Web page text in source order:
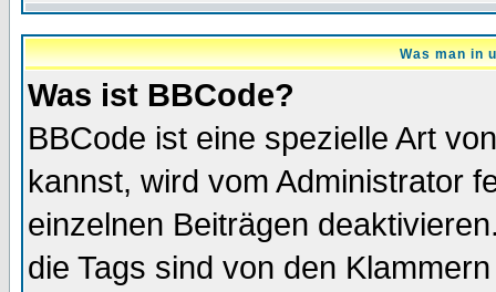
Was man in
Was ist BBCode?
BBCode ist eine spezielle Art
kannst, wird vom Administrator
einzelnen Beiträgen
die Tags sind von den